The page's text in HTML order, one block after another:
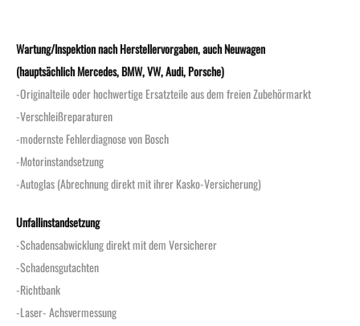
Wartung/Inspektion nach Herstellervorgaben, auch Neuwagen
(hauptsächlich Mercedes, BMW, VW, Audi, Porsche)
-Originalteile oder hochwertige Ersatzteile aus dem freien Zubehörmarkt
-Verschleißreparaturen
-modernste Fehlerdiagnose von Bosch
-Motorinstandsetzung
-Autoglas (Abrechnung direkt mit ihrer Kasko-Versicherung)
Unfallinstandsetzung
-Schadensabwicklung direkt mit dem Versicherer
-Schadensgutachten
-Richtbank
-Laser- Achsvermessung